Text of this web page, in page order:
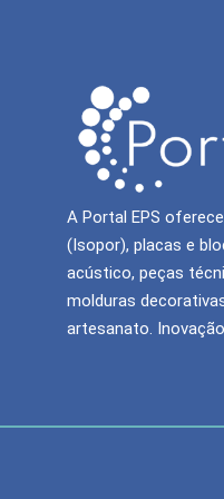
A Portal EPS
(Isopor), placas e
acústico, peças
molduras
artesanato.